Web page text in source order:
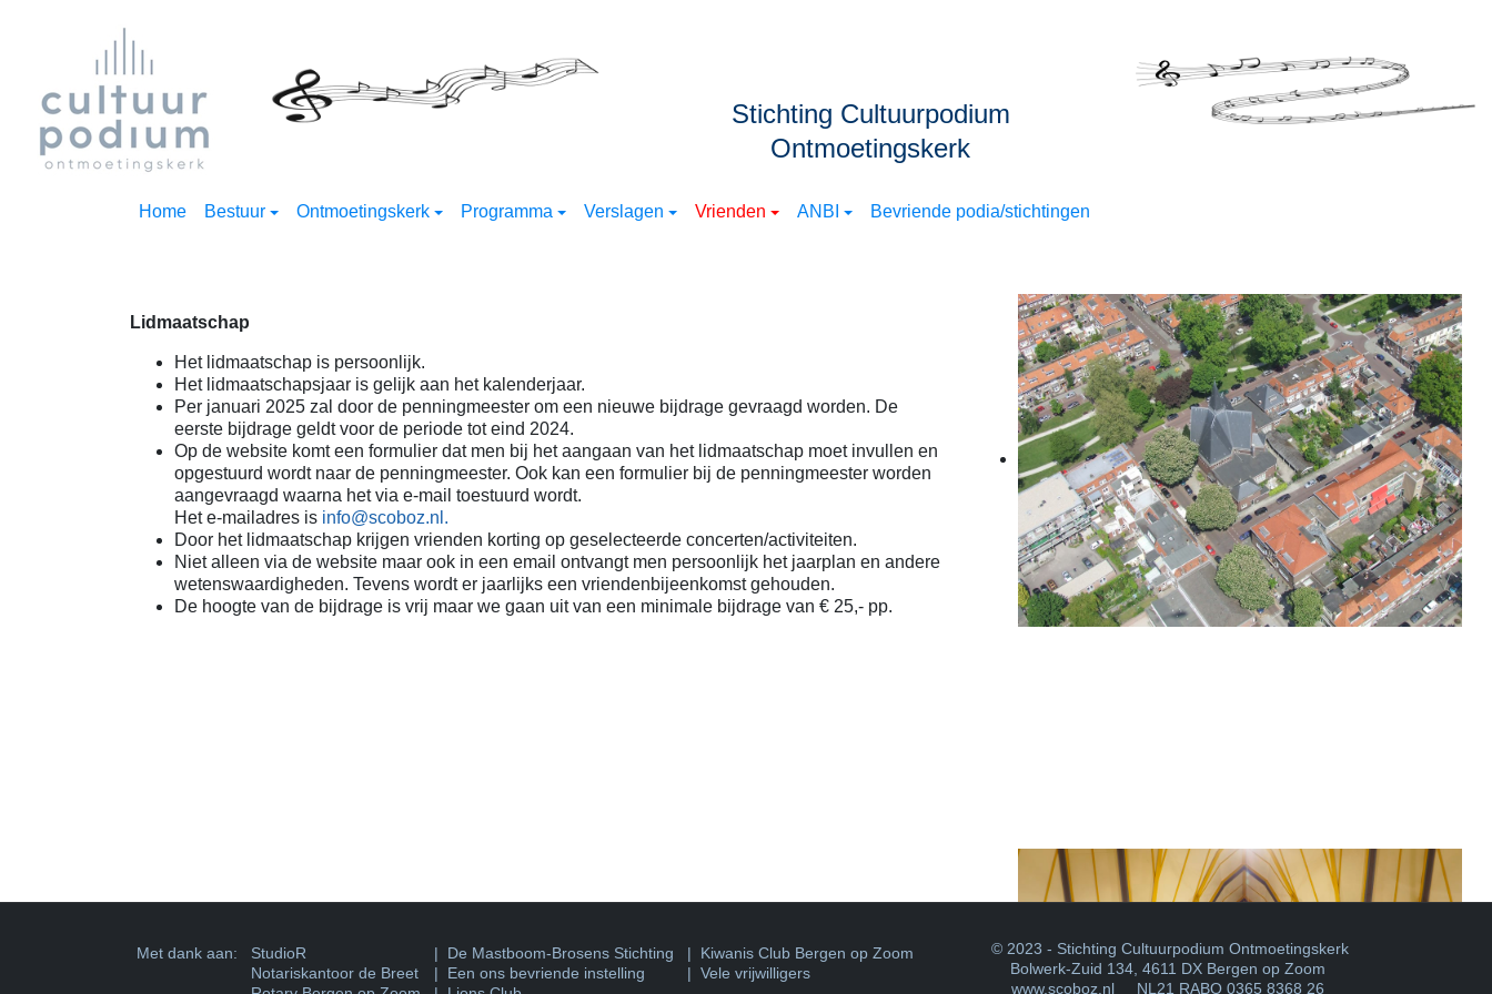
Stichting Cultuurpodium
Ontmoetingskerk
Home Bestuur Ontmoetingskerk Programma Verslagen Vrienden ANBI Bevriende podia/stichtingen
Lidmaatschap
Het lidmaatschap is persoonlijk.
Het lidmaatschapsjaar is gelijk aan het kalenderjaar.
Per januari 2025 zal door de penningmeester om een nieuwe bijdrage gevraagd worden. De
eerste bijdrage geldt voor de periode tot eind 2024.
Op de website komt een formulier dat men bij het aangaan van het lidmaatschap moet invullen en
opgestuurd wordt naar de penningmeester. Ook kan een formulier bij de penningmeester worden
aangevraagd waarna het via e-mail toestuurd wordt.
Het e-mailadres is info@scoboz.nl .
Door het lidmaatschap krijgen vrienden korting op geselecteerde concerten/activiteiten.
Niet alleen via de website maar ook in een email ontvangt men persoonlijk het jaarplan en andere
wetenswaardigheden. Tevens wordt er jaarlijks een vriendenbijeenkomst gehouden.
De hoogte van de bijdrage is vrij maar we gaan uit van een minimale bijdrage van € 25,- pp.
Met dank aan:
StudioR
Notariskantoor de Breet
| De Mastboom-Brosens Stichting
| Een ons bevriende instelling
| Kiwanis Club Bergen op Zoom
| Vele vrijwilligers
© 2023 - Stichting Cultuurpodium Ontmoetingskerk
Bolwerk-Zuid 134 4611 DX Bergen op Zoom
www.scoboz.nl NL21 RABO 0365 8368 26